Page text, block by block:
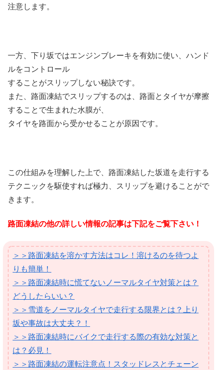
注意します。
一方、下り坂ではエンジンブレーキを有効に使い、ハンド
ルをコントロール
することがスリップしない秘訣です。
また、路面凍結でスリップするのは、路面とタイヤが摩擦
することで生まれた水膜が、
タイヤを路面から受かせることが原因です。
この仕組みを理解した上で、路面凍結した坂道を走行する
テクニックを駆使すれば極力、スリップを避けることがで
きます。
路面凍結の他の詳しい情報の記事は下記をご覧下さい！
＞＞路面凍結を溶かす方法はコレ！溶けるのを待つよ
りも簡単！
＞＞路面凍結時に慌てないノーマルタイヤ対策とは？
どうしたらいい？
＞＞雪道をノーマルタイヤで走行する限界とは？上り
坂や事故は大丈夫？！
＞＞路面凍結時にバイクで走行する際の有効な対策と
は？必見！
＞＞路面凍結の運転注意点！スタッドレスとチェーン